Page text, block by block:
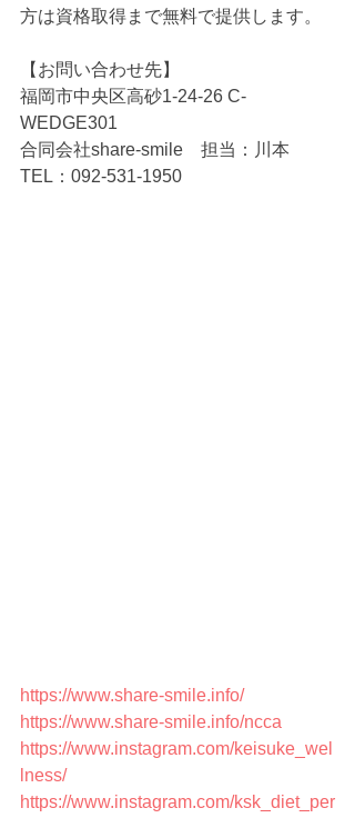
方は資格取得まで無料で提供します。
【お問い合わせ先】
福岡市中央区高砂1-24-26 C-
WEDGE301
合同会社share-smile　担当：川本
TEL：092-531-1950
https://www.share-smile.info/
https://www.share-smile.info/ncca
https://www.instagram.com/keisuke_wel
lness/
https://www.instagram.com/ksk_diet_per